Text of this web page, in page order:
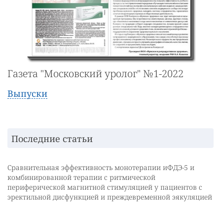
Газета "Московский уролог" №1-2022
Выпуски
Последние статьи
Сравнительная эффективность монотерапии иФДЭ-5 и
комбинированной терапии с ритмической
периферической магнитной стимуляцией у пациентов с
эректильной дисфункцией и преждевременной эякуляцией